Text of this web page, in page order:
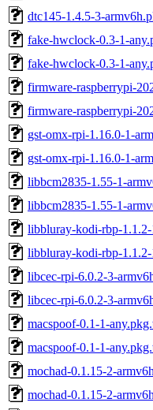
dtc145-1.4.5-3-
fake-hwclock-0.3-1-
fake-hwclock-0.3-1-
firmware-raspberrypi-
firmware-raspberrypi-
gst-omx-rpi-1.16.0-1-
gst-omx-rpi-1.16.0-1-
libbcm2835-1.55-1-
libbcm2835-1.55-1-
libbluray-kodi-rbp-
libbluray-kodi-rbp-
libcec-rpi-6.0.2-3-
libcec-rpi-6.0.2-3-
macspoof-0.1-1-
macspoof-0.1-1-
mochad-0.1.15-2-
mochad-0.1.15-2-